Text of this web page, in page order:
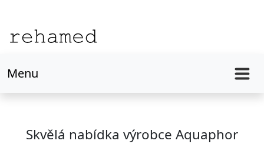
Menu
Skvělá nabídka výrobce Aquaphor